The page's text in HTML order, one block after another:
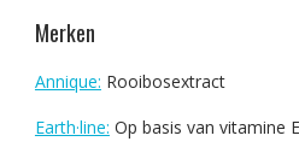
Merken
Annique: Rooibosextract
Earth·line: Op basis van vitamine E